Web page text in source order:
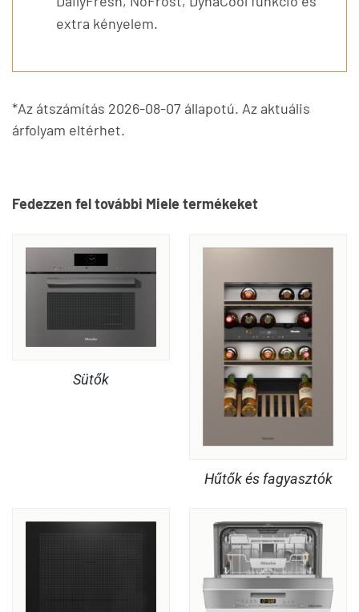
extra kényelem.
*Az átszámítás 2026-08-07 állapotú. Az aktuális
árfolyam eltérhet.
Fedezzen fel további Miele termékeket
Sütők
Hűtők és fagyasztók